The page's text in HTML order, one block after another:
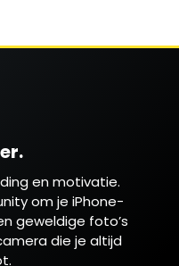
en motivatie.
om je iPhone-
geweldige foto’s
die je altijd